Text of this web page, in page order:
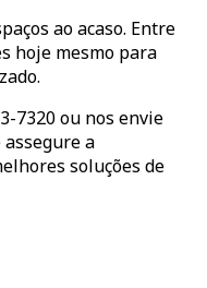
ao acaso. Entre
hoje mesmo para
7320 ou nos envie
assegure a
soluções de